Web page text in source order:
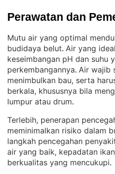
Perawatan dan
Mutu air yang optimal
budidaya belut. Air yang
keseimbangan pH dan suhu
perkembangannya. Air wajib
menimbulkan bau, serta
berkala, khususnya bila
lumpur atau drum.
Terlebih, penerapan
meminimalkan risiko dalam
langkah pencegahan
air yang baik, kepadatan
berkualitas yang mencukupi.